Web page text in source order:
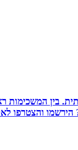
הירשמו והצטרפו